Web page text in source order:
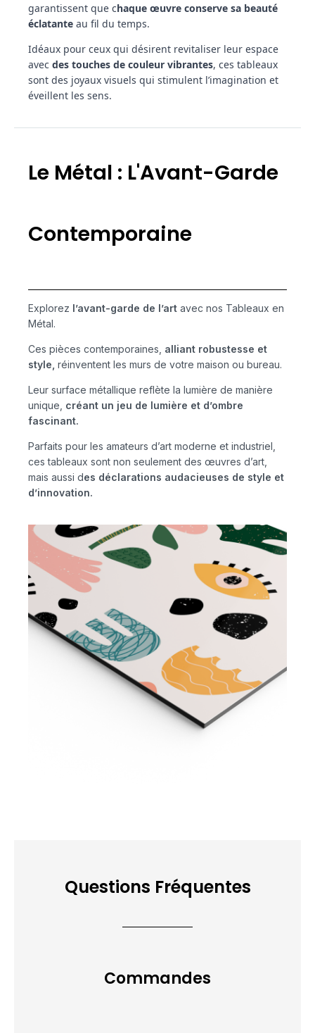
garantissent que chaque œuvre conserve sa beauté
éclatante au fil du temps.
Idéaux pour ceux qui désirent revitaliser leur espace
avec des touches de couleur vibrantes, ces tableaux
sont des joyaux visuels qui stimulent l’imagination et
éveillent les sens.
Le Métal : L'Avant-Garde
Contemporaine
Explorez l’avant-garde de l’art avec nos Tableaux en
Métal.
Ces pièces contemporaines, alliant robustesse et
style, réinventent les murs de votre maison ou bureau.
Leur surface métallique reflète la lumière de manière
unique, créant un jeu de lumière et d’ombre
fascinant.
Parfaits pour les amateurs d’art moderne et industriel,
ces tableaux sont non seulement des œuvres d’art,
mais aussi des déclarations audacieuses de style et
d’innovation.
Questions Fréquentes
Commandes